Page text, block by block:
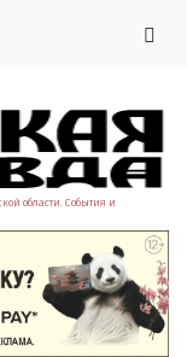
области. События и